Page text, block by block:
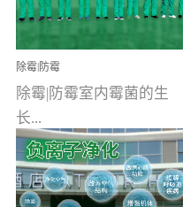
调，但也带来了以甲醛为
首的室内...
除霉|防霉
除霉|防霉室内霉菌的生
长...
受温度、湿度、基质养